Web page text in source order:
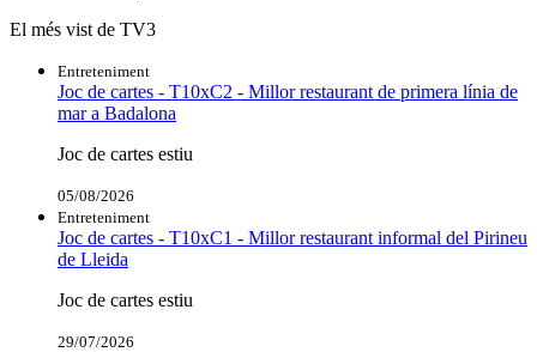
El més vist de TV3
Entreteniment
Joc de cartes - T10xC2 - Millor restaurant de primera línia de
mar a Badalona
Joc de cartes estiu
05/08/2026
Entreteniment
Joc de cartes - T10xC1 - Millor restaurant informal del Pirineu
de Lleida
Joc de cartes estiu
29/07/2026